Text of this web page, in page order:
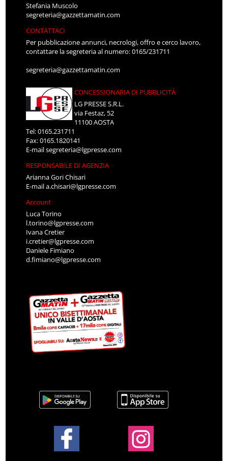
Stefania Muscolo
segreteria@gazzettamatin.com
CONTATTACI
Per pubblicazione annunci, necrologi, offro e cerco lavoro,
contattare la segreteria al numero: 0165/231711
segreteria@gazzettamatin.com
CONCESSIONARIA DI PUBBLICITÀ
LG PRESSE S.R.L.
via Festaz, 52
11100 AOSTA
Tel: 0165.231711
Fax: 0165.1820141
E-mailsegreteria@lgpresse.com
RESPONSABILE DI AGENZIA
Arianna Gori Chisari
E-maila.chisari@lgpresse.com
Account
Luca Torino
l.torino@lgpresse.com
Ivana Cretier
i.cretier@lgpresse.com
Daniele Fimiano
d.fimiano@lgpresse.com